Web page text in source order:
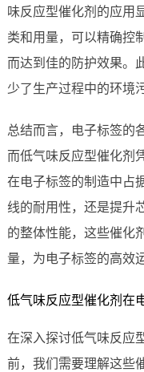
味反应型催化剂的应用
类和用量，可以精确控
而达到佳的防护效果。
少了生产过程中的环境
总结而言，电子标签的
而低气味反应型催化剂
在电子标签的制造中占
线的耐用性，还是提升
的整体性能，这些催化
量，为电子标签的高效
低气味反应型催化剂在
在深入探讨低气味反应
前，我们需要理解这些